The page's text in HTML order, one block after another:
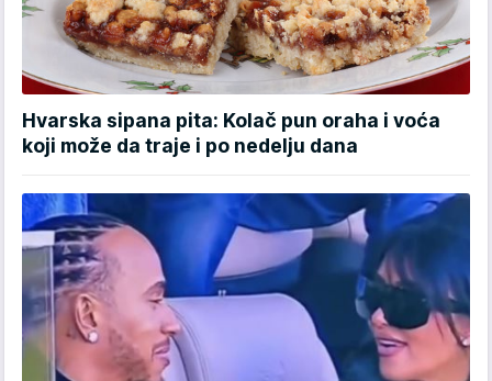
Hvarska sipana pita: Kolač pun oraha i voća
koji može da traje i po nedelju dana